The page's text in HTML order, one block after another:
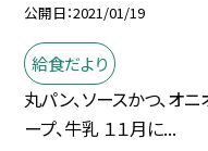
公開日 2021/01/19
給食だより
丸パン、ソースかつ、オ
ープ、牛乳 １１月に...